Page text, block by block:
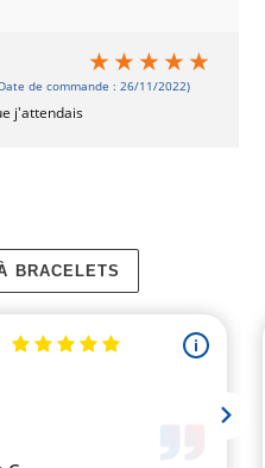
de commande : 26/11/2022)
j'attendais
BRACELETS